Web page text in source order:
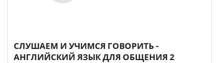
СЛУШАЕМ И УЧИМСЯ ГОВОРИТЬ -
АНГЛИЙСКИЙ ЯЗЫК ДЛЯ ОБЩЕНИЯ 2